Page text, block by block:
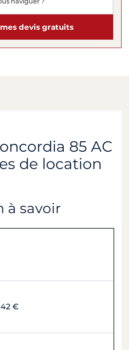
devis gratuits
85 AC
de location
à savoir
€